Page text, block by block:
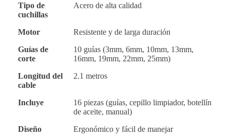
Tipo de
cuchillas
Acero de alta calidad
Motor
Resistente y de larga duración
Guías de
corte
10 guías (3mm, 6mm, 10mm, 13mm,
16mm, 19mm, 22mm, 25mm)
Longitud del
cable
2.1 metros
Incluye
16 piezas (guías, cepillo limpiador, botellín
de aceite, manual)
Diseño
Ergonómico y fácil de manejar